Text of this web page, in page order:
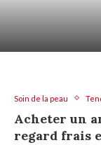
Soin de la peau
Acheter un
regard frais